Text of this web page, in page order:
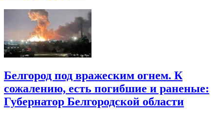
Белгород под вражеским огнем. К
сожалению, есть погибшие и раненые:
Губернатор Белгородской области